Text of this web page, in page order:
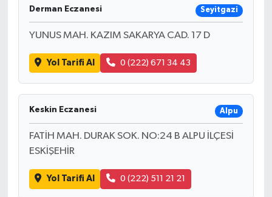
Derman Eczanesi Seyitgazi
YUNUS MAH. KAZIM SAKARYA CAD. 17 D
Yol Tarifi Al 0 (222) 671 34 43
Keskin Eczanesi Alpu
FATİH MAH. DURAK SOK. NO:24 B ALPU İLÇESİ
ESKİŞEHİR
Yol Tarifi Al 0 (222) 511 21 21